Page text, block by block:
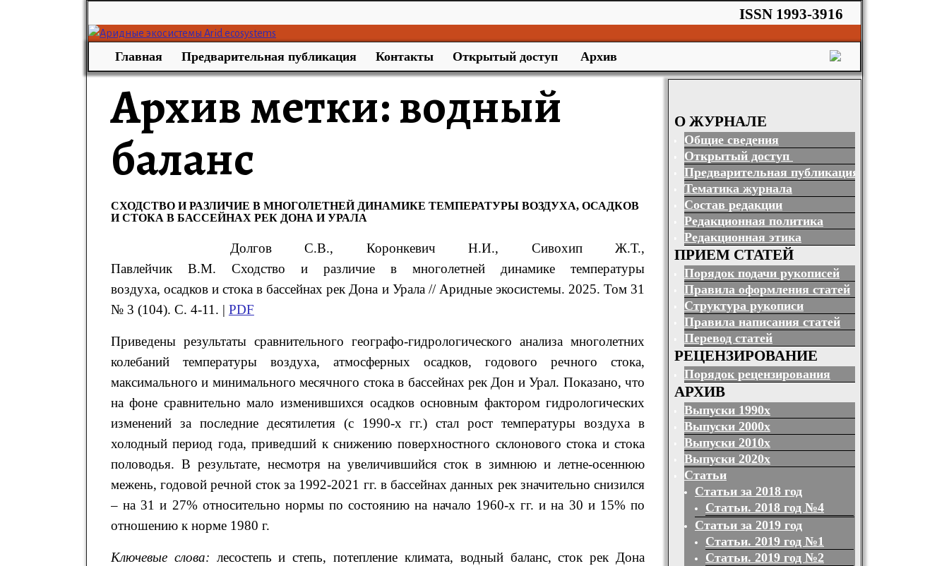
ISSN 1993-3916
Главная Предварительная публикация Контакты Открытый доступ Архив
Архив метки:водный
баланс
СХОДСТВО И РАЗЛИЧИЕ В МНОГОЛЕТНЕЙ ДИНАМИКЕ ТЕМПЕРАТУРЫ ВОЗДУХА, ОСАДКОВ
И СТОКА В БАССЕЙНАХ РЕК ДОНА И УРАЛА
Долгов С.В., Коронкевич Н.И., Сивохип Ж.Т.,
Павлейчик В.М. Сходство и различие в многолетней динамике температуры
воздуха, осадков и стока в бассейнах рек Дона и Урала // Аридные экосистемы. 2025. Том 31
№ 3 (104). С. 4-11. | PDF
Приведены результаты сравнительного географо-гидрологического анализа многолетних
колебаний температуры воздуха, атмосферных осадков, годового речного стока,
максимального и минимального месячного стока в бассейнах рек Дон и Урал. Показано, что
на фоне сравнительно мало изменившихся осадков основным фактором гидрологических
изменений за последние десятилетия (с 1990-х гг.) стал рост температуры воздуха в
холодный период года, приведший к снижению поверхностного склонового стока и стока
половодья. В результате, несмотря на увеличившийся сток в зимнюю и летне-осеннюю
межень, годовой речной сток за 1992-2021 гг. в бассейнах данных рек значительно снизился
– на 31 и 27% относительно нормы по состоянию на начало 1960-х гг. и на 30 и 15% по
отношению к норме 1980 г.
Ключевые слова: лесостепь и степь, потепление климата, водный баланс, сток рек Дона
О ЖУРНАЛЕ
Общие сведения
Открытый доступ
Предварительная публикация
Тематика журнала
Состав редакции
Редакционная политика
Редакционная этика
ПРИЕМ СТАТЕЙ
Порядок подачи рукописей
Правила оформления статей
Структура рукописи
Правила написания статей
Перевод статей
РЕЦЕНЗИРОВАНИЕ
Порядок рецензирования
АРХИВ
Выпуски 1990х
Выпуски 2000х
Выпуски 2010х
Выпуски 2020х
Статьи
Статьи за 2018 год
Статьи. 2018 год №4
Статьи за 2019 год
Статьи. 2019 год №1
Статьи. 2019 год №2